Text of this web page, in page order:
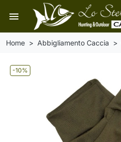
menu
Home Abbigliamento Caccia
-10%